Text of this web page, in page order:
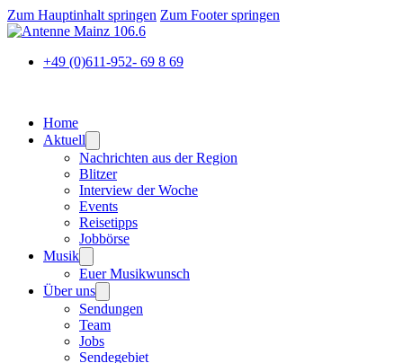
Zum Hauptinhalt springen Zum Footer springen
+49 (0)611-952- 69 8 69
Home
Aktuell
Nachrichten aus der Region
Blitzer
Interview der Woche
Events
Reisetipps
Jobbörse
Musik
Euer Musikwunsch
Über uns
Sendungen
Team
Jobs
Sendegebiet